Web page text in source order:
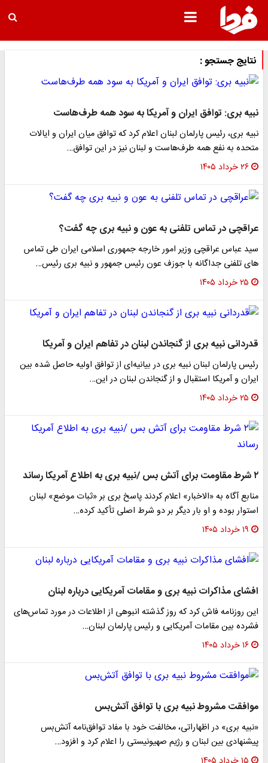
نتایج جستجو :
نبیه بری: توافق ایران و آمریکا به سود همه طرف‌هاست
نبیه بری، رئیس پارلمان لبنان اعلام کرد که توافق میان ایران و ایالات
متحده به نفع همه طرف‌هاست و لبنان نیز در این توافق…
۲۶ خرداد ۱۴۰۵
عراقچی در تماس تلفنی به عون و نبیه بری چه گفت؟
سید عباس عراقچی وزیر امور خارجه جمهوری اسلامی ایران طی تماس
های تلفنی جداگانه با جوزف عون رئیس جمهور و نبیه بری رئیس…
۲۵ خرداد ۱۴۰۵
قدردانی نبیه بری از گنجاندن لبنان در تفاهم ایران و آمریکا
رئیس پارلمان لبنان نبیه بری در بیانیه‌ای از توافق اولیه حاصل شده بین
ایران و آمریکا استقبال و از گنجاندن لبنان در این…
۲۵ خرداد ۱۴۰۵
۲ شرط مقاومت برای آتش بس /نبیه بری به اطلاع آمریکا رساند
منابع آگاه به «الاخبار» اعلام کردند پاسخ بری بر «ثبات موضع» لبنان
استوار بوده و او بار دیگر بر دو شرط اصلی تأکید کرده…
۱۹ خرداد ۱۴۰۵
افشای مذاکرات نبیه بری و مقامات آمریکایی درباره لبنان
این روزنامه فاش کرد که روز گذشته انبوهی از اطلاعات در مورد تماس‌های
فشرده بین مقامات آمریکایی و رئیس پارلمان لبنان…
۱۶ خرداد ۱۴۰۵
موافقت مشروط نبیه بری با توافق آتش‌بس
«نبیه بری» در اظهاراتی، مخالفت خود با مفاد توافق‌نامه آتش‌بس
پیشنهادی بین لبنان و رژیم صهیونیستی را اعلام کرد و افزود…